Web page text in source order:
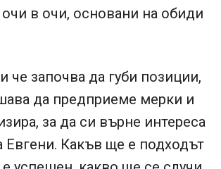
в очи, основани на обиди
че започва да губи позиции,
да предприеме мерки и
за да си върне интереса
Евгени. Какъв ще е подходът